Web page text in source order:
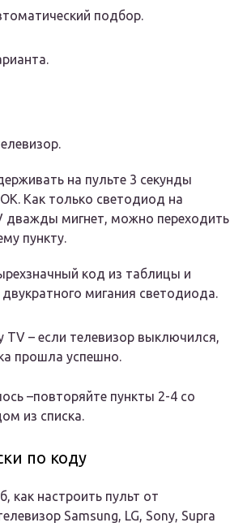
подбор.
на пульте 3 секунды
Как только светодиод на
дважды мигнет, можно переходить
пункту.
код из таблицы и
мигания светодиода.
TV – если телевизор выключился,
прошла успешно.
–повторяйте пункты 2-4 со
из списка.
по коду
как настроить пульт от
Samsung, LG, Sony, Supra